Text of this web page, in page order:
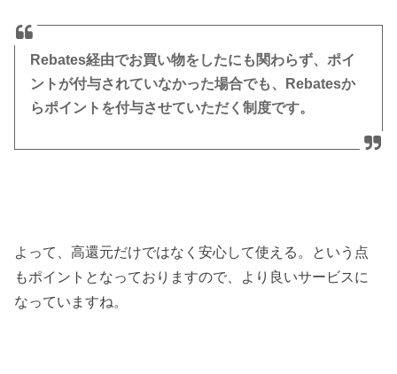
Rebates経由でお買い物をしたにも関わらず、ポイ
ントが付与されていなかった場合でも、Rebatesか
らポイントを付与させていただく制度です。
よって、高還元だけではなく安心して使える。という点
もポイントとなっておりますので、より良いサービスに
なっていますね。